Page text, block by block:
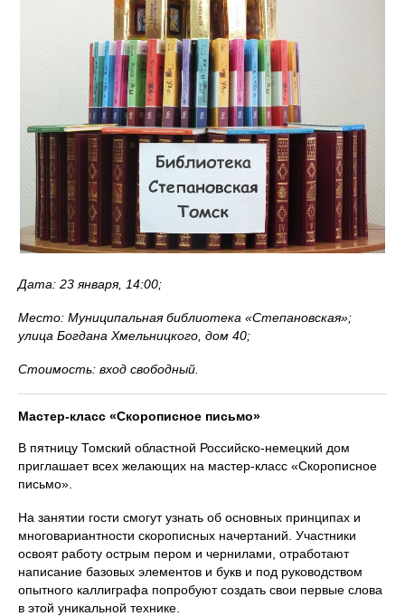
Дата: 23 января, 14:00;
Место: Муниципальная библиотека «Степановская»;
улица Богдана Хмельницкого, дом 40;
Стоимость: вход свободный.
Мастер-класс «Скорописное письмо»
В пятницу Томский областной Российско-немецкий дом
приглашает всех желающих на мастер-класс «Скорописное
письмо».
На занятии гости смогут узнать об основных принципах и
многовариантности скорописных начертаний. Участники
освоят работу острым пером и чернилами, отработают
написание базовых элементов и букв и под руководством
опытного каллиграфа попробуют создать свои первые слова
в этой уникальной технике.